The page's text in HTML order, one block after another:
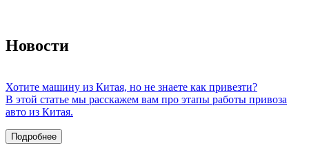
Новости
Хотите машину из Китая, но не знаете как привезти?
В этой статье мы расскажем вам про этапы работы привоза
авто из Китая.
Подробнее